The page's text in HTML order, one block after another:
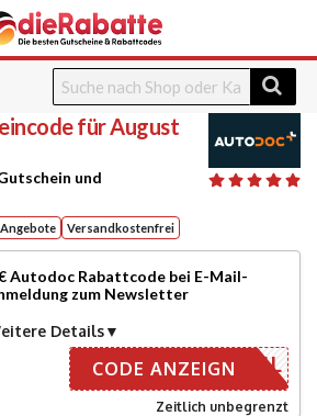
für August
und
Angebote Versandkostenfrei
Autodoc Rabattcode bei E-Mail-
zum Newsletter
Details
R E-MAIL
CODE ANZEIGN
Zeitlich unbegrenzt